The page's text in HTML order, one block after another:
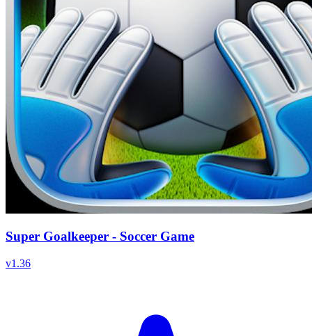
Super Goalkeeper - Soccer Game
v1.36